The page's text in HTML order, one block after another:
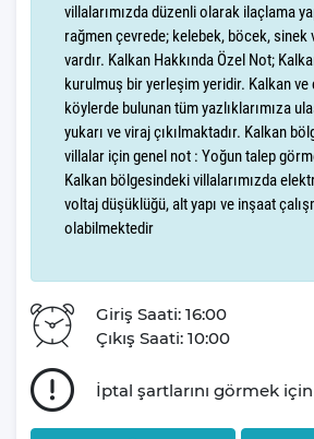
Denizin ve doğanın harmonik buluşması
huzur içinde zaman geçirme olanağı
ilk ışıkları ile uyanıp, balkonunuzdan
doğa manzarasına bakarken içeceğiniz bir
başa geçireceğiniz zamanın kıymetini bir
İçeriği estetik ve zarafetle bezenmiş olan
odası, konforlu 1 yatak ve 1 banyo ile
bir yaşam alanı sunuyor.
dönmesini amaçlayan Villa Gezegeni, siz ve
paylaşılan her özel anın bir parçası olmayı
Tatil planlarınızın sizin için ne kadar
bilen firmamız, tatil süreciniz boyunca
eder. Deneyimli ekibimiz, sizlere kesintisiz,
villalarımızda düzenli olarak ilaçlama
rağmen çevrede; kelebek, böcek, sinek
vardır. Kalkan Hakkında Özel Not;
kurulmuş bir yerleşim yeridir. Kalkan
köylerde bulunan tüm yazlıklarımıza
yukarı ve viraj çıkılmaktadır. Kalkan
villalar için genel not : Yoğun talep
Kalkan bölgesindeki villalarımızda
voltaj düşüklüğü, alt yapı ve inşaat
olabilmektedir
Giriş Saati: 16:00
Çıkış Saati: 10:00
İptal şartlarını görmek için